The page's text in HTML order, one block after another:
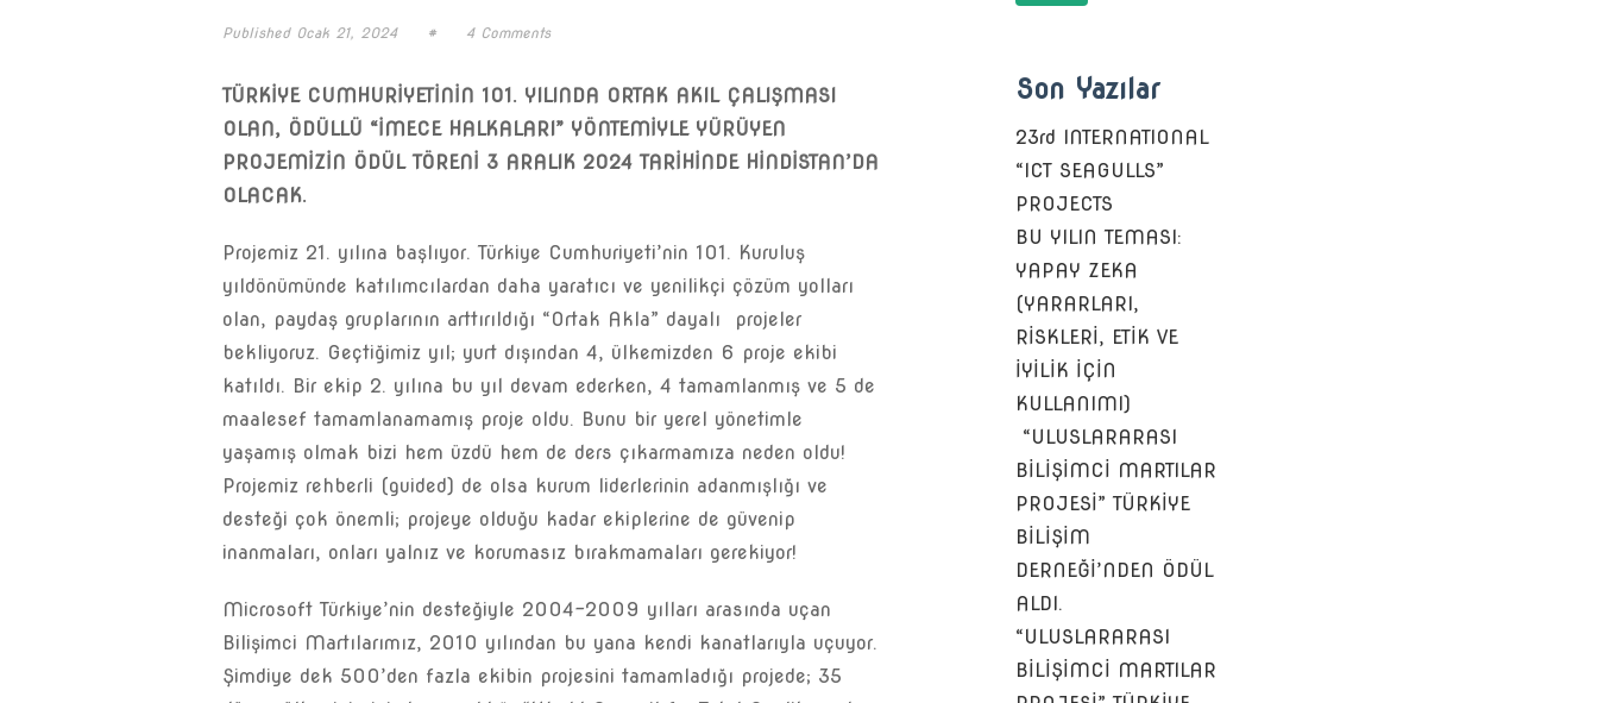
Published Ocak 21, 2024 # 4 Comments
TÜRKİYE CUMHURİYETİNİN 101. YILINDA ORTAK AKIL ÇALIŞMASI
OLAN, ÖDÜLLÜ “İMECE HALKALARI” YÖNTEMİYLE YÜRÜYEN
PROJEMİZİN ÖDÜL TÖRENİ 3 ARALIK 2024 TARİHİNDE HİNDİSTAN’DA
OLACAK.
Projemiz 21. yılına başlıyor. Türkiye Cumhuriyeti’nin 101. Kuruluş
yıldönümünde katılımcılardan daha yaratıcı ve yenilikçi çözüm yolları
olan, paydaş gruplarının arttırıldığı “Ortak Akla” dayalı projeler
bekliyoruz. Geçtiğimiz yıl; yurt dışından 4, ülkemizden 6 proje ekibi
katıldı. Bir ekip 2. yılına bu yıl devam ederken, 4 tamamlanmış ve 5 de
maalesef tamamlanamamış proje oldu. Bunu bir yerel yönetimle
yaşamış olmak bizi hem üzdü hem de ders çıkarmamıza neden oldu!
Projemiz rehberli (guided) de olsa kurum liderlerinin adanmışlığı ve
desteği çok önemli; projeye olduğu kadar ekiplerine de güvenip
inanmaları, onları yalnız ve korumasız bırakmamaları gerekiyor!
Microsoft Türkiye’nin desteğiyle 2004-2009 yılları arasında uçan
Bilişimci Martılarımız, 2010 yılından bu yana kendi kanatlarıyla uçuyor.
Şimdiye dek 500’den fazla ekibin projesini tamamladığı projede; 35
Son Yazılar
23rd INTERNATIONAL
“ICT SEAGULLS”
PROJECTS
BU YILIN TEMASI:
YAPAY ZEKA
(YARARLARI,
RİSKLERİ, ETİK VE
İYİLİK İÇİN
KULLANIMI)
“ULUSLARARASI
BİLİŞİMCİ MARTILAR
PROJESİ” TÜRKİYE
BİLİŞİM
DERNEĞİ’NDEN ÖDÜL
ALDI.
“ULUSLARARASI
BİLİŞİMCİ MARTILAR